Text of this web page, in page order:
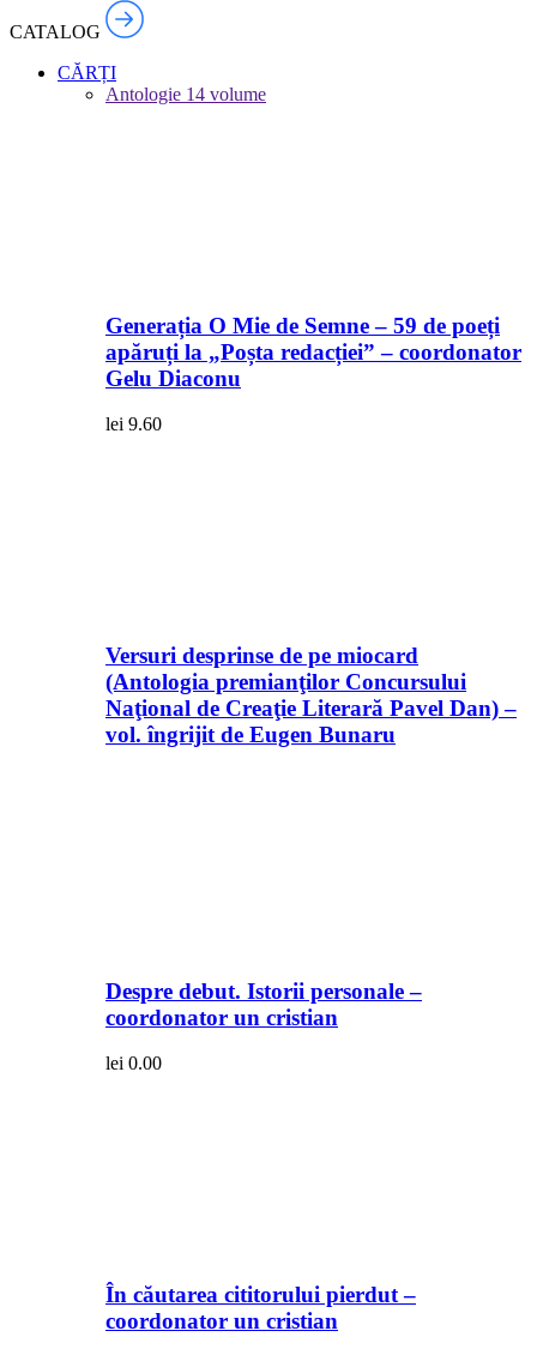
CATALOG
CĂRȚI
Antologie 14 volume
Generația O Mie de Semne – 59 de poeți
apăruți la „Poșta redacției” – coordonator
Gelu Diaconu
lei 9.60
Versuri desprinse de pe miocard
(Antologia premianţilor Concursului
Naţional de Creaţie Literară Pavel Dan) –
vol. îngrijit de Eugen Bunaru
Despre debut. Istorii personale –
coordonator un cristian
lei 0.00
În căutarea cititorului pierdut –
coordonator un cristian